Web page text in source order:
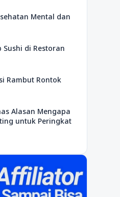
Mental dan
di Restoran
Rambut Rontok
Alasan Mengapa
untuk Peringkat